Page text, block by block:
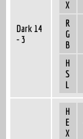
Dark 14
- 3
X
R
G
B
H
S
L
H
E
X